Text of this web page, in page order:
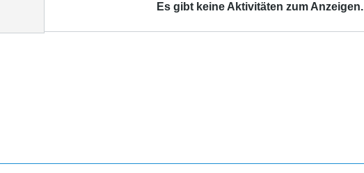
Es gibt keine Aktivitäten zum Anzeigen.